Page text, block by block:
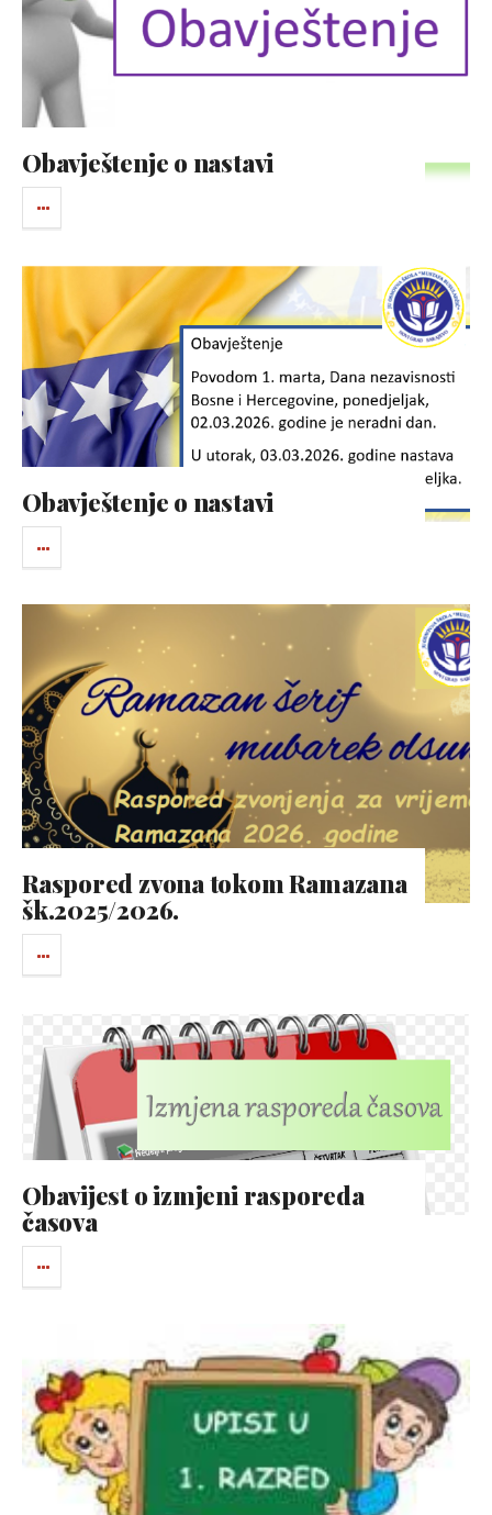
Obavještenje o nastavi
Obavještenje o nastavi
Raspored zvona tokom Ramazana
šk.2025/2026.
Obavijest o izmjeni rasporeda
časova